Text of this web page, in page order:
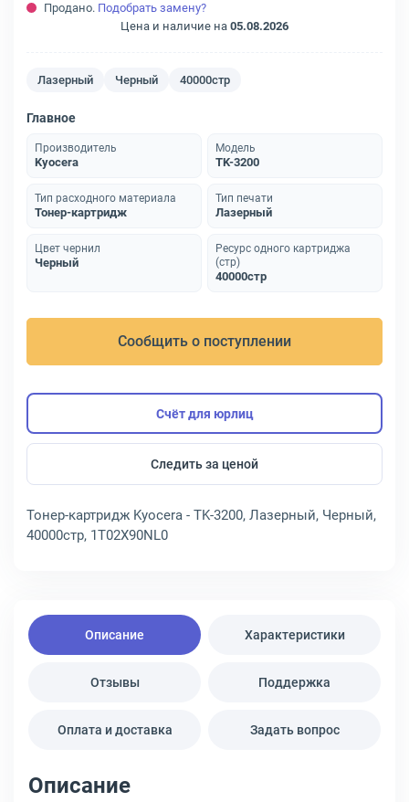
Продано. Подобрать замену?
Цена и наличие на 05.08.2026
Лазерный Черный 40000стр
Главное
Производитель
Kyocera
Модель
TK-3200
Тип расходного материала
Тонер-картридж
Тип печати
Лазерный
Цвет чернил
Черный
Ресурс одного картриджа
(стр)
40000стр
Сообщить о поступлении
Счёт для юрлиц
Следить за ценой
Тонер-картридж Kyocera - TK-3200, Лазерный, Черный,
40000стр, 1T02X90NL0
Описание Характеристики
Отзывы Поддержка
Оплата и доставка Задать вопрос
Описание